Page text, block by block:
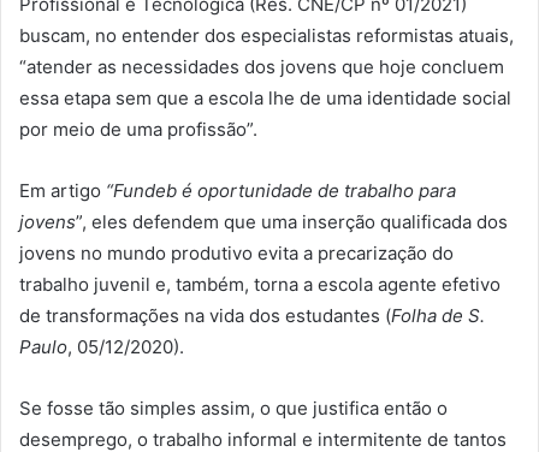
buscam, no entender dos especialistas reformistas atuais,
“atender as necessidades dos jovens que hoje concluem
essa etapa sem que a escola lhe de uma identidade social
por meio de uma profissão”.
Em artigo “Fundeb é oportunidade de trabalho para
jovens”, eles defendem que uma inserção qualificada dos
jovens no mundo produtivo evita a precarização do
trabalho juvenil e, também, torna a escola agente efetivo
de transformações na vida dos estudantes (Folha de S.
Paulo, 05/12/2020).
Se fosse tão simples assim, o que justifica então o
desemprego, o trabalho informal e intermitente de tantos